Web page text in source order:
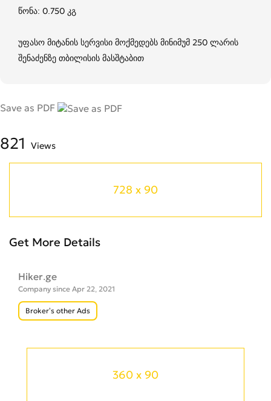
360 x 90
წონა: 0.750 კგ
უფასო მიტანის სერვისი მოქმედებს მინიმუმ 250 ლარის
შენაძენზე თბილისის მასშტაბით
Save as PDF
821 Views
728 x 90
Get More Details
Hiker.ge
Company since Apr 22, 2021
Broker’s other Ads